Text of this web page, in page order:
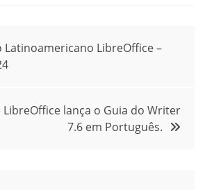
Latinoamericano LibreOffice –
lança o Guia do Writer
7.6 em Português.